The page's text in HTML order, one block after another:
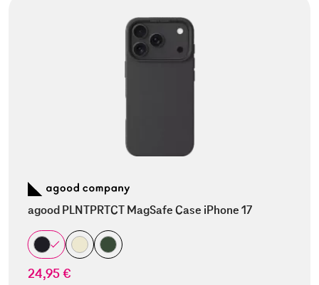
agood PLNTPRTCT MagSafe Case iPhone 17
24,95 €